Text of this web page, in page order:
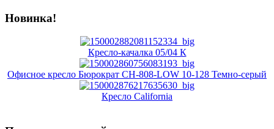
Новинка!
Кресло-качалка 05/04 К
Офисное кресло Бюрократ CH-808-LOW 10-128 Темно-серый
Кресло California